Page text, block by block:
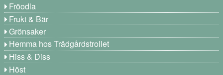
Fröodla
Frukt & Bär
Grönsaker
Hemma hos Trädgårdstrollet
Hiss & Diss
Höst